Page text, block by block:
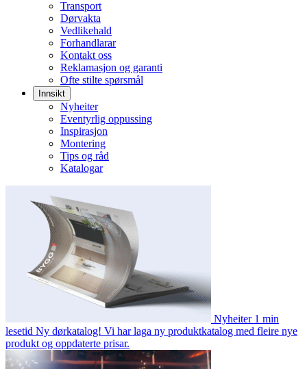
Transport
Dørvakta
Vedlikehald
Forhandlarar
Kontakt oss
Reklamasjon og garanti
Ofte stilte spørsmål
Innsikt
Nyheiter
Eventyrlig oppussing
Inspirasjon
Montering
Tips og råd
Katalogar
Nyheiter 1 min
lesetid Ny dørkatalog! Vi har laga ny produktkatalog med fleire nye
produkt og oppdaterte prisar.